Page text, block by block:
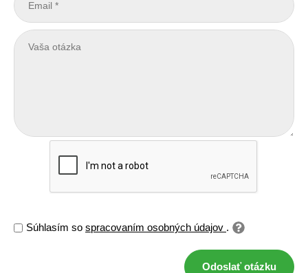
Súhlasím so spracovaním osobných údajov .
Odoslať otázku